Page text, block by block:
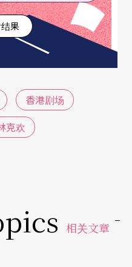
知道，艺术和政府之间
互相利用；许多人会利
，也有一些人会利用艺
国家可容许单纯的艺
、港、台地区的艺术
，只会局限自己。」
密切关系，欧美的观
创作，然而香港的观
果
香港剧场
克欢
相关文章